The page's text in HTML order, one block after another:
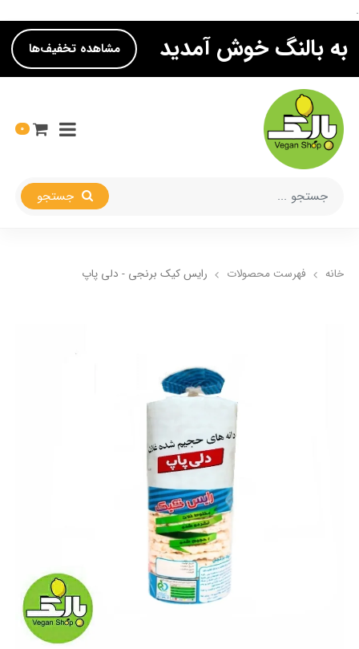
.
به بالنگ خوش آمدید مشاهده تخفیف‌ها
0
خانه فهرست محصولات رایس کیک برنجی - دلی پاپ